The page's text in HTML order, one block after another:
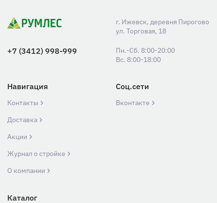
г. Ижевск, деревня Пирогово
ул. Торговая, 18
+7 (3412) 998-999
Пн.-Сб. 8:00-20:00
Вс. 8:00-18:00
Навигация
Контакты
Доставка
Акции
Журнал о стройке
О компании
Соц.сети
Вконтакте
Каталог